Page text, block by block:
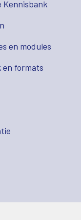
Kennisbank
en modules
en formats